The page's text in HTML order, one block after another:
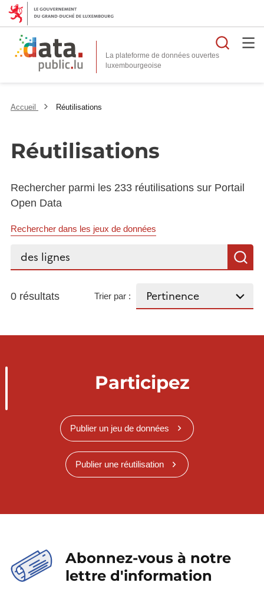
La plateforme de données ouvertes
Accueil Réutilisations
Réutilisations
Rechercher parmi les 233 réutilisations sur Portail
Open Data
Rechercher dans les jeux de données
Rechercher...
0 résultats Trier par :
Participez
Publier un jeu de données
Publier une réutilisation
Abonnez-vous à notre
lettre d'information